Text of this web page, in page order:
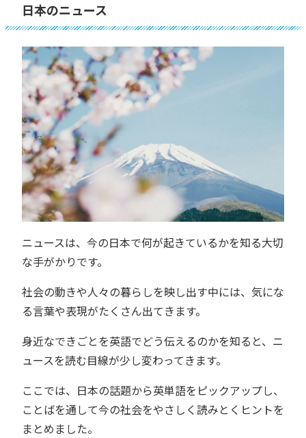
日本のニュース
ニュースは、今の日本で何が起きているかを知る大切
な手がかりです。
社会の動きや人々の暮らしを映し出す中には、気にな
る言葉や表現がたくさん出てきます。
身近なできごとを英語でどう伝えるのかを知ると、ニ
ュースを読む目線が少し変わってきます。
ここでは、日本の話題から英単語をピックアップし、
ことばを通して今の社会をやさしく読みとくヒントを
まとめました。